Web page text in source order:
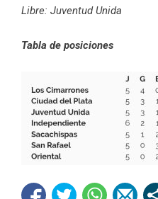
Libre: Juventud Unida
Tabla de posiciones